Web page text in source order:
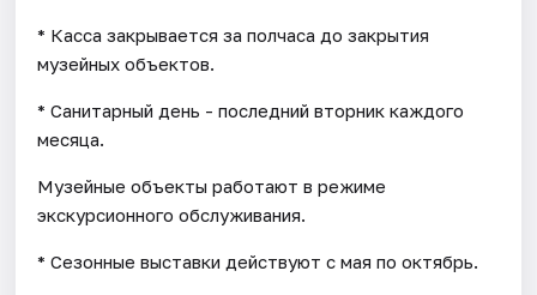
* Касса закрывается за полчаса до закрытия
музейных объектов.
* Санитарный день - последний вторник каждого
месяца.
Музейные объекты работают в режиме
экскурсионного обслуживания.
* Cезонные выставки действуют с мая по октябрь.